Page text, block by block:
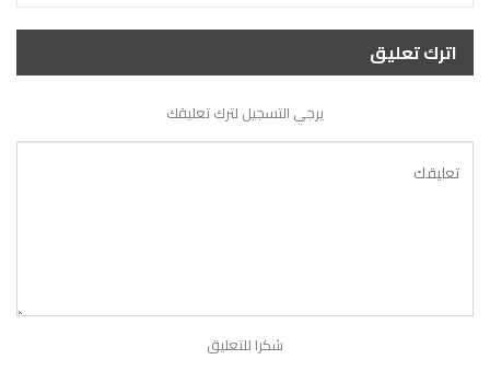
اترك تعليق
يرجي التسجيل لترك تعليقك
شكرا للتعليق